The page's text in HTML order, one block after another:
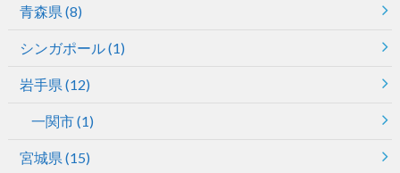
青森県 (8)
シンガポール(1)
岩手県 (12)
一関市(1)
宮城県 (15)